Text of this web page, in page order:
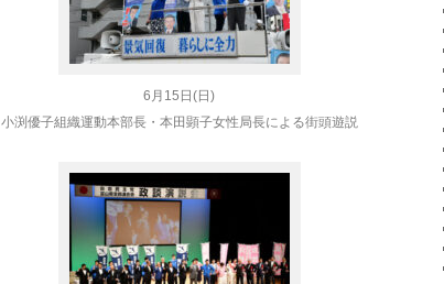
6月15日(日)
小渕優子組織運動本部長・本田顕子女性局長による街頭遊説